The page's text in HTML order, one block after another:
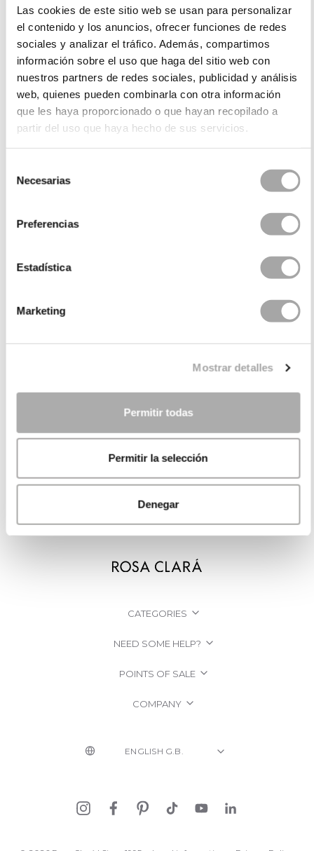
Las cookies de este sitio web se usan para personalizar
el contenido y los anuncios, ofrecer funciones de redes
sociales y analizar el tráfico. Además, compartimos
información sobre el uso que haga del sitio web con
nuestros partners de redes sociales, publicidad y análisis
web, quienes pueden combinarla con otra información
que les haya proporcionado o que hayan recopilado a
partir del uso que haya hecho de sus servicios.
Necesarias
Preferencias
Estadística
Marketing
Mostrar detalles
Permitir todas
Permitir la selección
Denegar
CATEGORIES
NEED SOME HELP?
POINTS OF SALE
COMPANY